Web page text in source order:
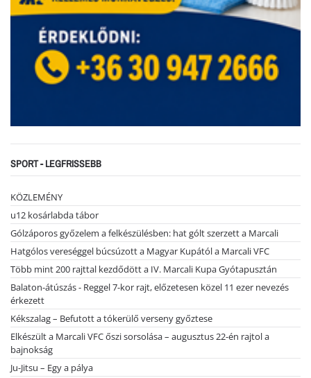
SPORT - LEGFRISSEBB
KÖZLEMÉNY
u12 kosárlabda tábor
Gólzáporos győzelem a felkészülésben: hat gólt szerzett a Marcali
Hatgólos vereséggel búcsúzott a Magyar Kupától a Marcali VFC
Több mint 200 rajttal kezdődött a IV. Marcali Kupa Gyótapusztán
Balaton-átúszás - Reggel 7-kor rajt, előzetesen közel 11 ezer nevezés
érkezett
Kékszalag – Befutott a tókerülő verseny győztese
Elkészült a Marcali VFC őszi sorsolása – augusztus 22-én rajtol a
bajnokság
Ju-Jitsu – Egy a pálya